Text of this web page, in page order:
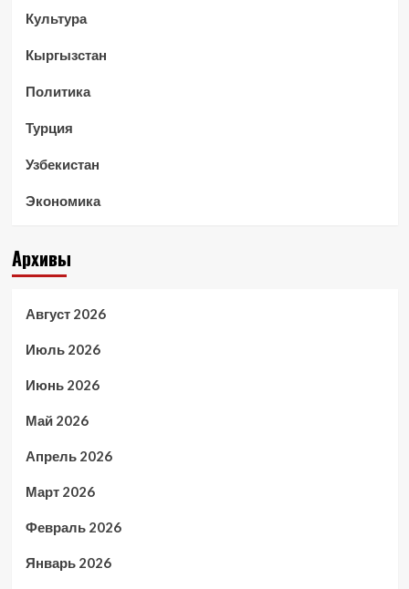
Культура
Кыргызстан
Политика
Турция
Узбекистан
Экономика
Архивы
Август 2026
Июль 2026
Июнь 2026
Май 2026
Апрель 2026
Март 2026
Февраль 2026
Январь 2026